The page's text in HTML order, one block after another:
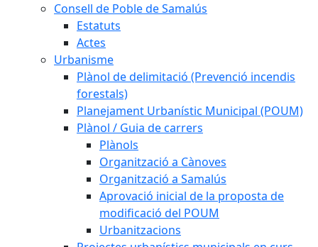
Consell de Poble de Samalús
Estatuts
Actes
Urbanisme
Plànol de delimitació (Prevenció incendis
forestals)
Planejament Urbanístic Municipal (POUM)
Plànol / Guia de carrers
Plànols
Organització a Cànoves
Organització a Samalús
Aprovació inicial de la proposta de
modificació del POUM
Urbanitzacions